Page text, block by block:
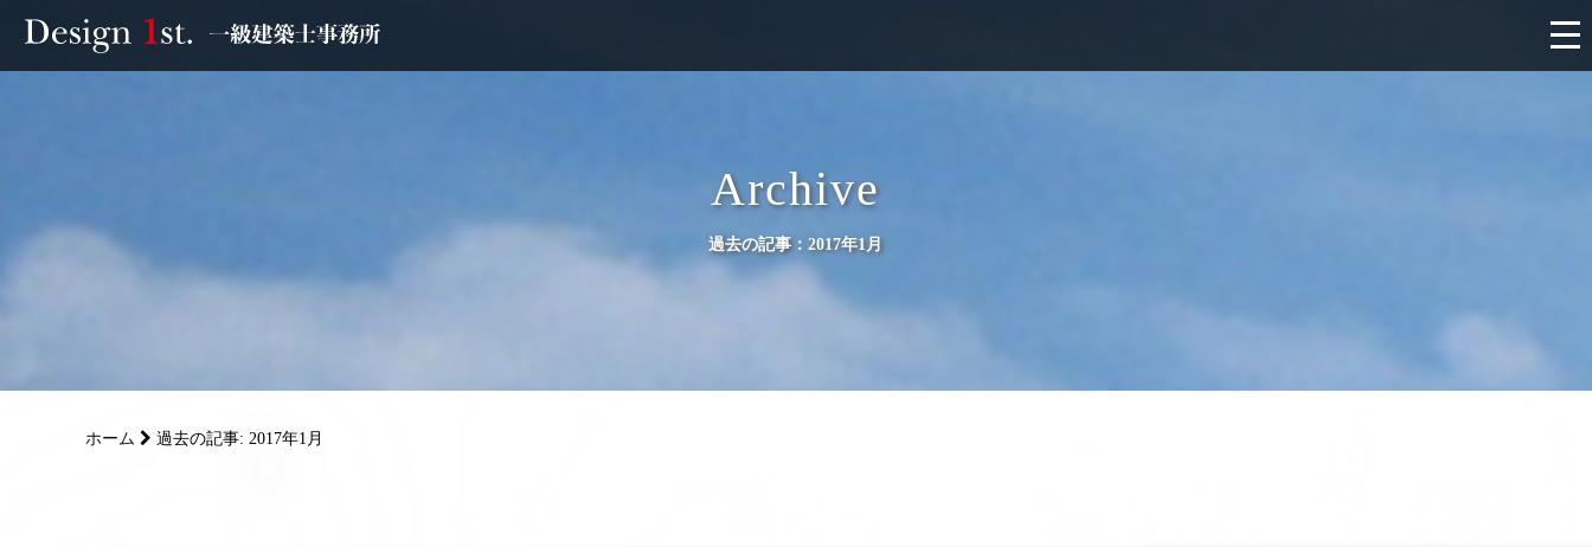
リフォーム
サービス
Archive
過去の記事：2017年1月
ホーム 過去の記事: 2017年1月